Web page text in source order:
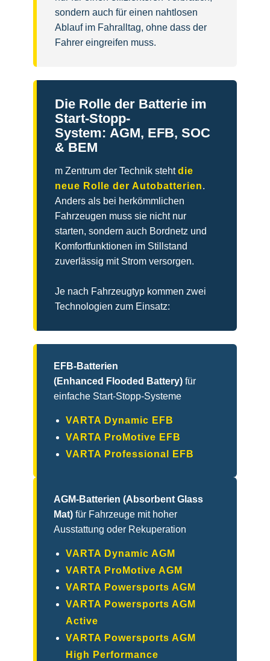
sondern auch für einen nahtlosen
Ablauf im Fahralltag, ohne dass der
Fahrer eingreifen muss.
Die Rolle der Batterie im
Start-Stopp-
System: AGM, EFB, SOC
& BEM
m Zentrum der Technik stehtdie
neue Rolle der Autobatterien.
Anders als bei herkömmlichen
Fahrzeugen muss sie nicht nur
starten, sondern auch Bordnetz und
Komfortfunktionen im Stillstand
zuverlässig mit Strom versorgen.
Je nach Fahrzeugtyp kommen zwei
Technologien zum Einsatz:
EFB-Batterien
(Enhanced Flooded Battery) für
einfache Start-Stopp-Systeme
VARTA Dynamic EFB
VARTA ProMotive EFB
VARTA Professional EFB
AGM-Batterien (Absorbent Glass
Mat) für Fahrzeuge mit hoher
Ausstattung oder Rekuperation
VARTA Dynamic AGM
VARTA ProMotive AGM
VARTA Powersports AGM
VARTA Powersports AGM
Active
VARTA Powersports AGM
High Performance